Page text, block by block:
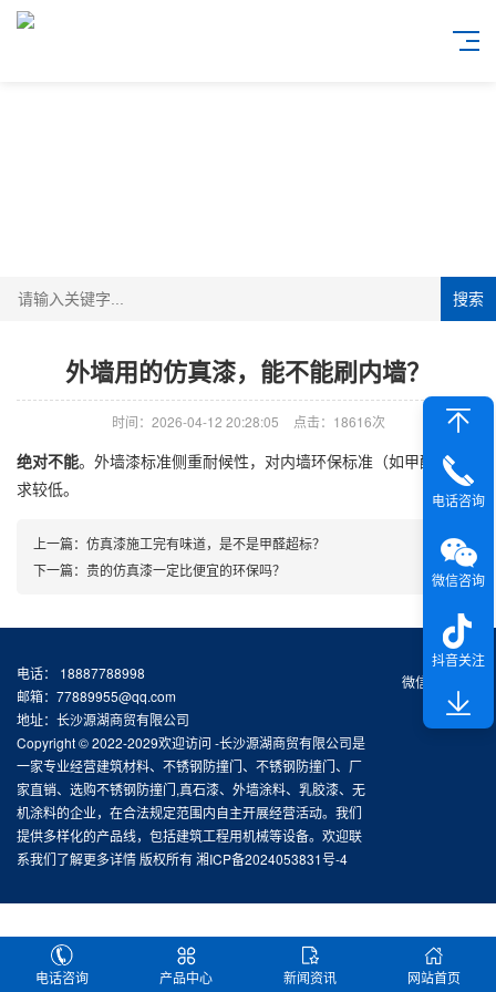
搜索
外墙用的仿真漆，能不能刷内墙？
时间：2026-04-12 20:28:05 点击：18616次
绝对不能。外墙漆标准侧重耐候性，对内墙环保标准（如甲醛）要
求较低。
上一篇： 仿真漆施工完有味道，是不是甲醛超标？
下一篇： 贵的仿真漆一定比便宜的环保吗？
微信扫一扫
电话： 18887788998
邮箱：77889955@qq.com
地址：长沙源湖商贸有限公司
Copyright © 2022-2029欢迎访问 -长沙源湖商贸有限公司是
一家专业经营建筑材料、不锈钢防撞门、不锈钢防撞门、厂
家直销、选购不锈钢防撞门,真石漆、外墙涂料、乳胶漆、无
机涂料的企业，在合法规定范围内自主开展经营活动。我们
提供多样化的产品线，包括建筑工程用机械等设备。欢迎联
系我们了解更多详情 版权所有湘ICP备2024053831号-4
电话咨询
微信咨询
抖音关注
电话咨询 产品中心 新闻资讯 网站首页